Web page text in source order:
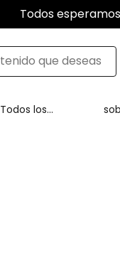
Todos
Todos los